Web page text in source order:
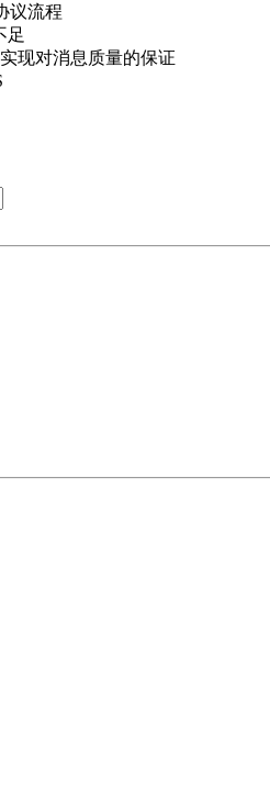
议流程
足
现对消息质量的保证